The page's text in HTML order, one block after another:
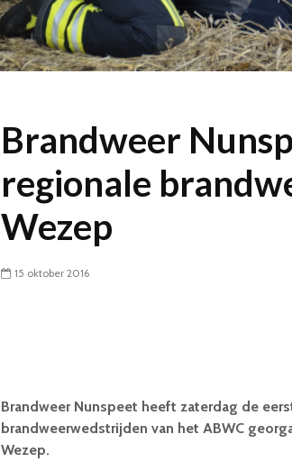
Brandweer
regionale
Wezep
15 oktober 2016
Brandweer Nunspeet heeft zaterdag de
brandweerwedstrijden van het ABWC
Wezep.